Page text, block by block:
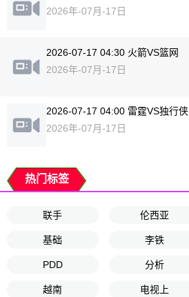
2026年-07月-17日
2026-07-17 04:30 火箭VS篮网
2026年-07月-17日
2026-07-17 04:00 雷霆VS独行侠
2026年-07月-17日
热门标签
联手 伦西亚
基础 李铁
PDD 分析
越南 电视上